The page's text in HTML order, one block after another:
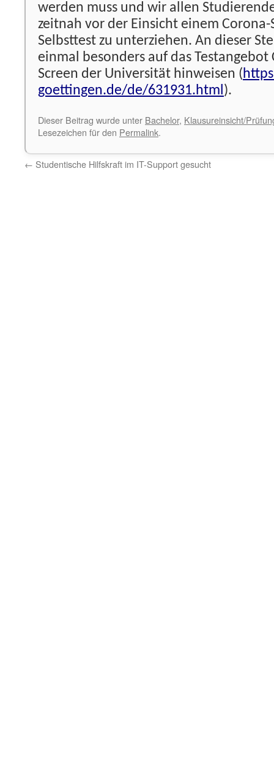
werden muss und wir allen
zeitnah vor der Einsicht einem
Selbsttest zu unterziehen. An dieser
einmal besonders auf das Testangebot
Screen der Universität hinweisen (
goettingen.de/de/631931.html).
Dieser Beitrag wurde unter Bachelor, Klausureinsicht/
Lesezeichen für den Permalink.
← Studentische Hilfskraft im IT-Support gesucht